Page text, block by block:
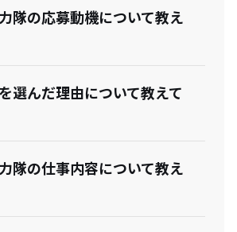
隊の応募動機について教え
選んだ理由について教えて
隊の仕事内容について教え